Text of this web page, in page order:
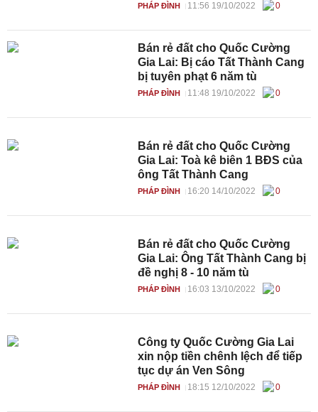
PHÁP ĐÌNH 11:56 19/10/2022 0
Bán rẻ đất cho Quốc Cường
Gia Lai: Bị cáo Tất Thành Cang
bị tuyên phạt 6 năm tù
PHÁP ĐÌNH 11:48 19/10/2022 0
Bán rẻ đất cho Quốc Cường
Gia Lai: Toà kê biên 1 BĐS của
ông Tất Thành Cang
PHÁP ĐÌNH 16:20 14/10/2022 0
Bán rẻ đất cho Quốc Cường
Gia Lai: Ông Tất Thành Cang bị
đề nghị 8 - 10 năm tù
PHÁP ĐÌNH 16:03 13/10/2022 0
Công ty Quốc Cường Gia Lai
xin nộp tiền chênh lệch để tiếp
tục dự án Ven Sông
PHÁP ĐÌNH 18:15 12/10/2022 0